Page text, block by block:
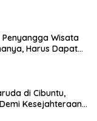
Wisata
Harus Dapat
di Cibuntu,
Kesejahteraan